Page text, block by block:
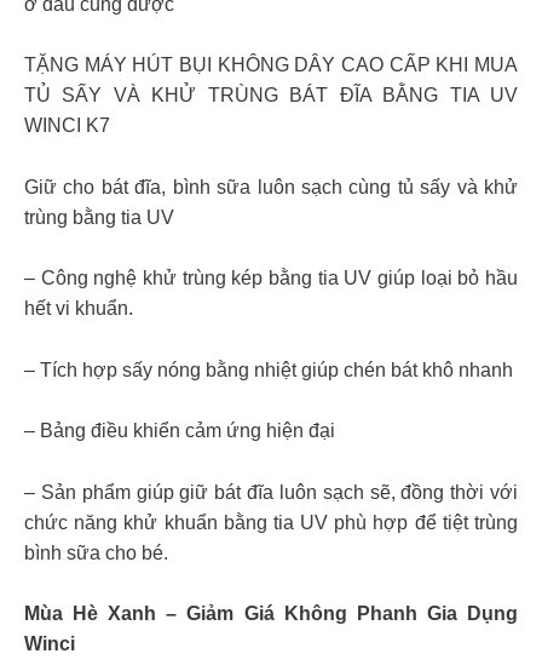
TẶNG MÁY HÚT BỤI KHÔNG DÂY CAO CẤP KHI MUA
TỦ SẤY VÀ KHỬ TRÙNG BÁT ĐĨA BẰNG TIA UV
WINCI K7
Giữ cho bát đĩa, bình sữa luôn sạch cùng tủ sấy và khử
trùng bằng tia UV
– Công nghệ khử trùng kép bằng tia UV giúp loại bỏ hầu
hết vi khuẩn.
– Tích hợp sấy nóng bằng nhiệt giúp chén bát khô nhanh
– Bảng điều khiển cảm ứng hiện đại
– Sản phẩm giúp giữ bát đĩa luôn sạch sẽ, đồng thời với
chức năng khử khuẩn bằng tia UV phù hợp để tiệt trùng
bình sữa cho bé.
Mùa Hè Xanh – Giảm Giá Không Phanh Gia Dụng
Winci